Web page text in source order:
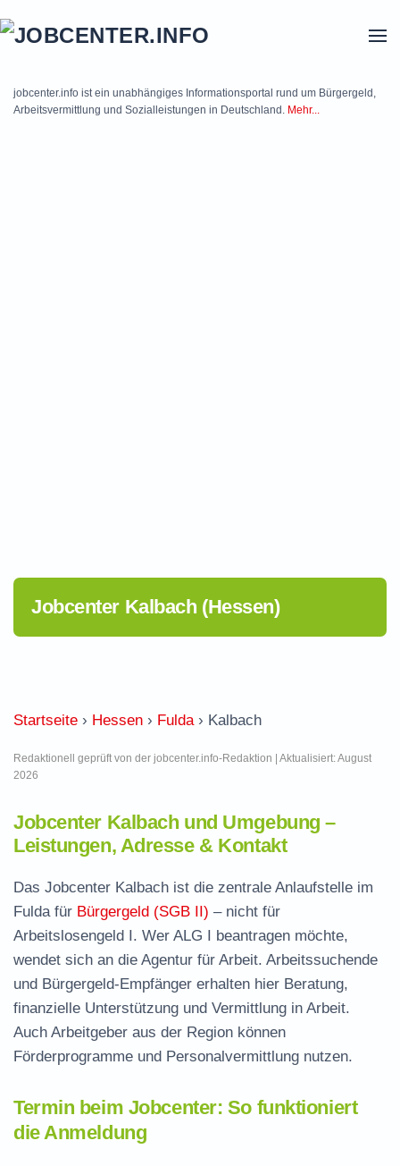
jobcenter.info ist ein unabhängiges Informationsportal rund um Bürgergeld,
Arbeitsvermittlung und Sozialleistungen in Deutschland. Mehr...
Jobcenter Kalbach (Hessen)
Startseite › Hessen › Fulda› Kalbach
Redaktionell geprüft von der jobcenter.info-Redaktion | Aktualisiert: August
2026
Jobcenter Kalbach und Umgebung –
Leistungen, Adresse & Kontakt
Das Jobcenter Kalbach ist die zentrale Anlaufstelle im
Fulda für Bürgergeld (SGB II) – nicht für
Arbeitslosengeld I. Wer ALG I beantragen möchte,
wendet sich an die Agentur für Arbeit. Arbeitssuchende
und Bürgergeld-Empfänger erhalten hier Beratung,
finanzielle Unterstützung und Vermittlung in Arbeit.
Auch Arbeitgeber aus der Region können
Förderprogramme und Personalvermittlung nutzen.
Termin beim Jobcenter: So funktioniert
die Anmeldung